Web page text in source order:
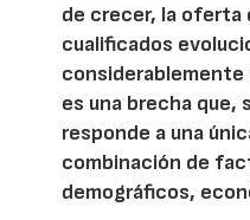
de crecer, la oferta
cualificados
considerablemente
es una brecha que,
responde a una
combinación de
demográficos,